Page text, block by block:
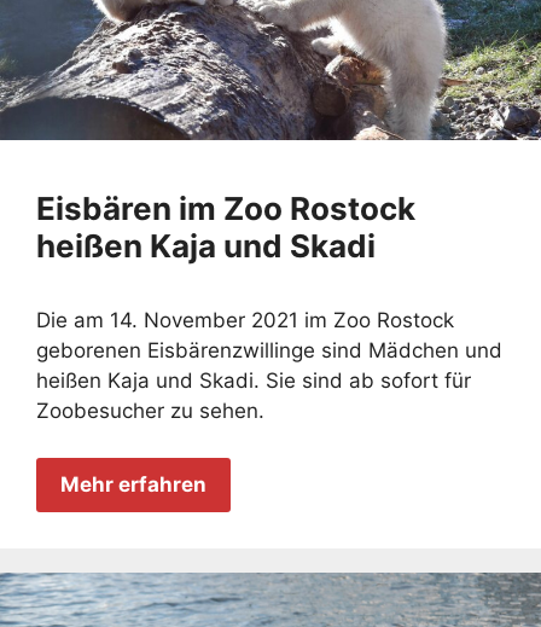
Eisbären im Zoo Rostock
heißen Kaja und Skadi
Die am 14. November 2021 im Zoo Rostock
geborenen Eisbärenzwillinge sind Mädchen und
heißen Kaja und Skadi. Sie sind ab sofort für
Zoobesucher zu sehen.
Mehr erfahren